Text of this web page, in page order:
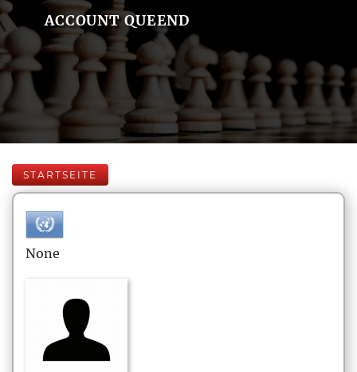
ACCOUNT QUEEND
STARTSEITE
None